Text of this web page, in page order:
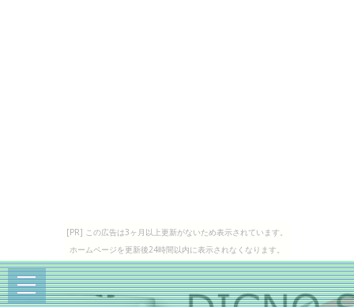
[PR] この広告は3ヶ月以上更新がないため表示されています。
ホームページを更新後24時間以内に表示されなくなります。